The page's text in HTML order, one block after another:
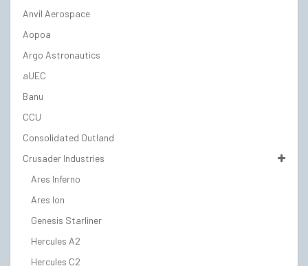
Anvil Aerospace
Aopoa
Argo Astronautics
aUEC
Banu
CCU
Consolidated Outland
Crusader Industries
Ares Inferno
Ares Ion
Genesis Starliner
Hercules A2
Hercules C2